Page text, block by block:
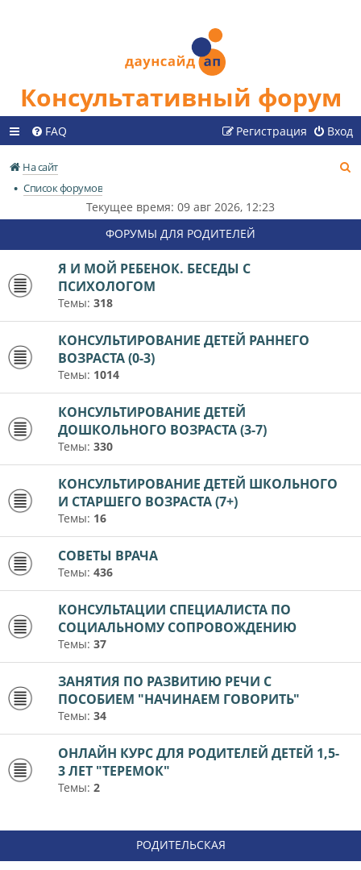
Консультативный форум
FAQ Вход
Регистрация
На сайт
Список форумов
к
Текущее время: 09 авг 2026, 12:23
ФОРУМЫ ДЛЯ РОДИТЕЛЕЙ
Я И МОЙ РЕБЕНОК. БЕСЕДЫ С
ПСИХОЛОГОМ
Темы: 318
КОНСУЛЬТИРОВАНИЕ ДЕТЕЙ РАННЕГО
ВОЗРАСТА (0-3)
Темы: 1014
КОНСУЛЬТИРОВАНИЕ ДЕТЕЙ
ДОШКОЛЬНОГО ВОЗРАСТА (3-7)
Темы: 330
КОНСУЛЬТИРОВАНИЕ ДЕТЕЙ ШКОЛЬНОГО
И СТАРШЕГО ВОЗРАСТА (7+)
Темы: 16
СОВЕТЫ ВРАЧА
Темы: 436
КОНСУЛЬТАЦИИ СПЕЦИАЛИСТА ПО
СОЦИАЛЬНОМУ СОПРОВОЖДЕНИЮ
Темы: 37
ЗАНЯТИЯ ПО РАЗВИТИЮ РЕЧИ С
ПОСОБИЕМ "НАЧИНАЕМ ГОВОРИТЬ"
Темы: 34
ОНЛАЙН КУРС ДЛЯ РОДИТЕЛЕЙ ДЕТЕЙ 1,5-
3 ЛЕТ "ТЕРЕМОК"
Темы: 2
РОДИТЕЛЬСКАЯ